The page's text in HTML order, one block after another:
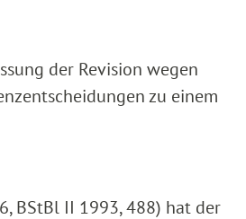
der Revision wegen
zu einem
BStBl II 1993, 488) hat der